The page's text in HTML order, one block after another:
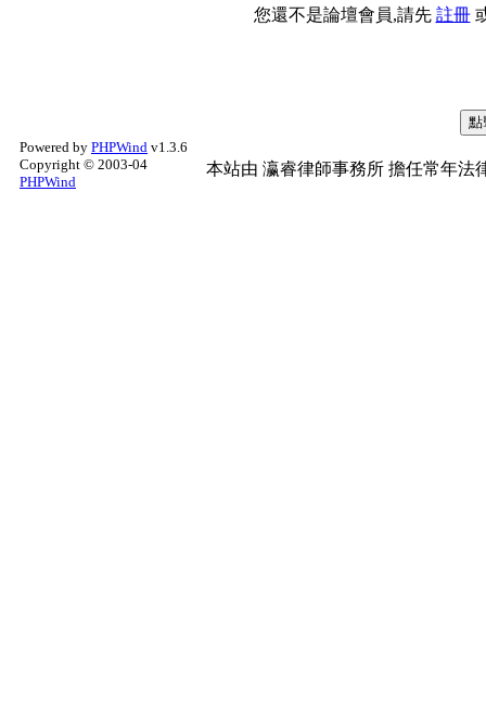
您還不是論壇會員,請先 註冊
Powered by PHPWind v1.3.6
Copyright © 2003-04
PHPWind
本站由 瀛睿律師事務所 擔任常年法